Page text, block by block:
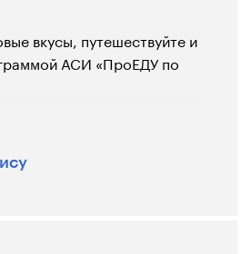
вкусы, путешествуйте и
АСИ «ПроЕДУ по